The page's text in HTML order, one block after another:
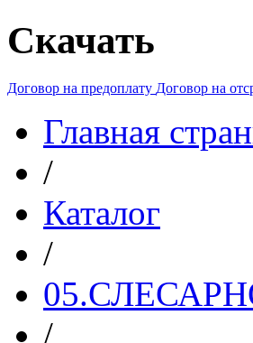
Скачать
Договор на предоплату Договор на
Главная
/
Каталог
/
/